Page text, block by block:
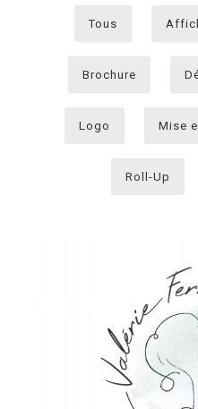
Tous
Brochure
Logo Mise
Roll-Up